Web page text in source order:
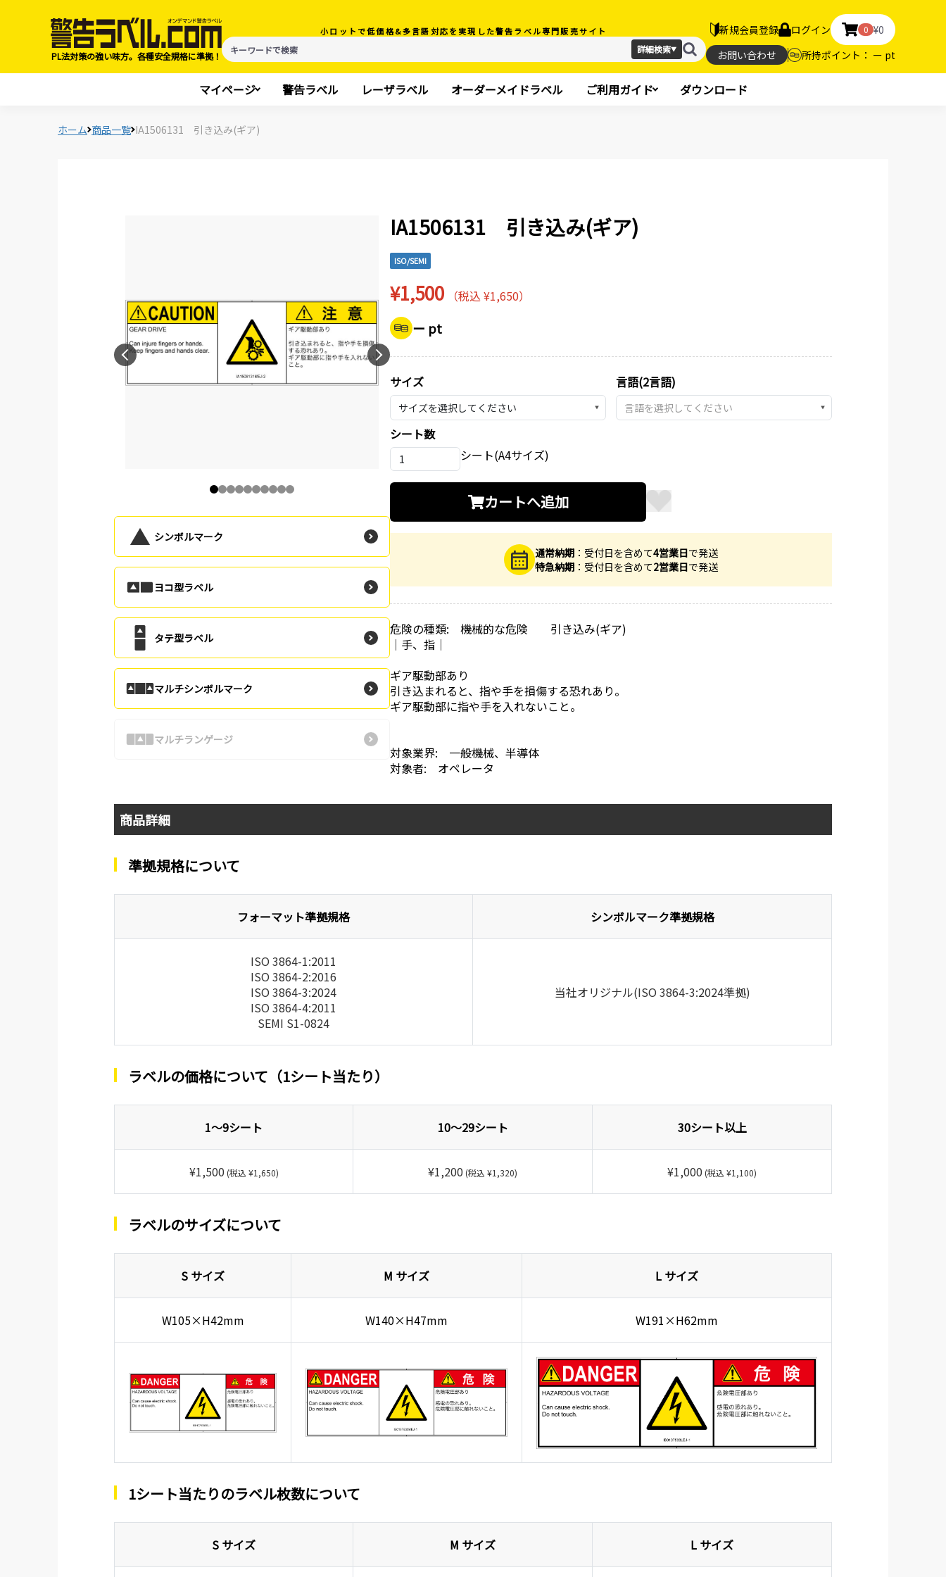
PL法対策の強い味方。各種安全規格に準拠！
小ロットで低価格&多言語対応を実現した警告ラベル専門販売サイト
詳細検索▼
新規会員登録 ログイン 0 ¥0
お問い合わせ
所持ポイント： ー pt
マイページ 警告ラベル レーザラベル オーダーメイドラベル ご利用ガイド ダウンロード
ホーム 商品一覧 IA1506131 引き込み(ギア)
シンボルマーク
ヨコ型ラベル
タテ型ラベル
マルチシンボルマーク
マルチランゲージ
IA1506131 引き込み(ギア)
ISO/SEMI
¥1,500 （税込 ¥1,650）
ー pt
サイズ
▼
言語(2言語)
▼
シート数
シート(A4サイズ)
カートへ追加
通常納期 ：受付日を含めて4営業日で発送
特急納期 ：受付日を含めて2営業日で発送
危険の種類: 機械的な危険 引き込み(ギア)
│手、指│
ギア駆動部あり
引き込まれると、指や手を損傷する恐れあり。
ギア駆動部に指や手を入れないこと。
対象業界: 一般機械、半導体
対象者: オペレータ
商品詳細
準拠規格について
フォーマット準拠規格 シンボルマーク準拠規格
ISO 3864-1:2011
ISO 3864-2:2016
ISO 3864-3:2024
ISO 3864-4:2011
SEMI S1-0824
当社オリジナル(ISO 3864-3:2024準拠)
ラベルの価格について（1シート当たり）
1～9シート 10～29シート 30シート以上
¥1,500 (税込 ¥1,650) ¥1,200 (税込 ¥1,320) ¥1,000 (税込 ¥1,100)
ラベルのサイズについて
S サイズ M サイズ L サイズ
W105×H42mm W140×H47mm W191×H62mm
1シート当たりのラベル枚数について
S サイズ M サイズ L サイズ